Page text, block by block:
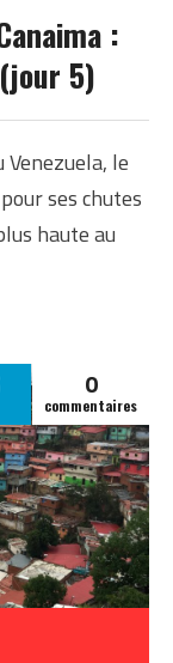
:
5)
le
ses chutes
haute au
0
commentaires